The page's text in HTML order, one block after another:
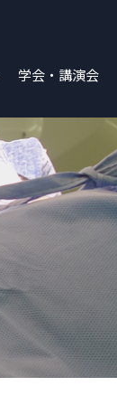
学会・講演会